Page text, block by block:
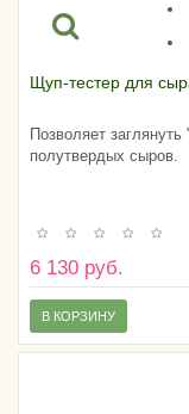
Щуп-тестер для
Позволяет
полутвердых сыров.
6 130 руб.
В КОРЗИНУ